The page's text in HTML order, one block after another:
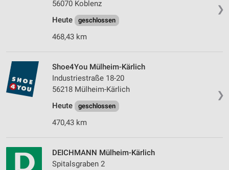
❯
56070 Koblenz
Heute
geschlossen
468,43 km
❯
Shoe4You Mülheim-Kärlich
Industriestraße 18-20
56218 Mülheim-Kärlich
Heute
geschlossen
470,43 km
DEICHMANN Mülheim-Kärlich
Spitalsgraben 2